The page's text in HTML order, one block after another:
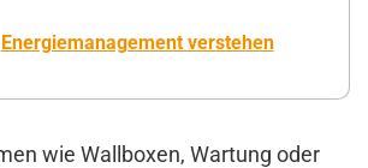
Energiemanagement verstehen
wie Wallboxen, Wartung oder